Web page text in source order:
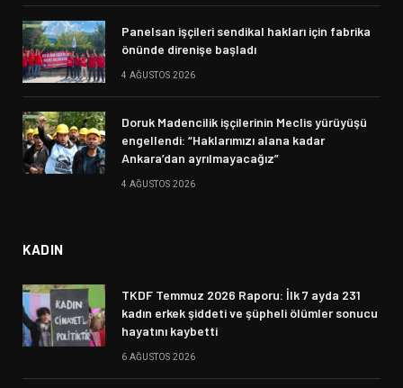
Panelsan işçileri sendikal hakları için fabrika
önünde direnişe başladı
4 AĞUSTOS 2026
Doruk Madencilik işçilerinin Meclis yürüyüşü
engellendi: “Haklarımızı alana kadar
Ankara’dan ayrılmayacağız”
4 AĞUSTOS 2026
KADIN
TKDF Temmuz 2026 Raporu: İlk 7 ayda 231
kadın erkek şiddeti ve şüpheli ölümler sonucu
hayatını kaybetti
6 AĞUSTOS 2026